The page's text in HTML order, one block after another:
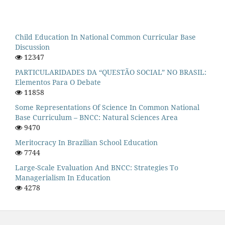
Child Education In National Common Curricular Base
Discussion
12347
PARTICULARIDADES DA “QUESTÃO SOCIAL” NO BRASIL:
Elementos Para O Debate
11858
Some Representations Of Science In Common National
Base Curriculum – BNCC: Natural Sciences Area
9470
Meritocracy In Brazilian School Education
7744
Large-Scale Evaluation And BNCC: Strategies To
Managerialism In Education
4278